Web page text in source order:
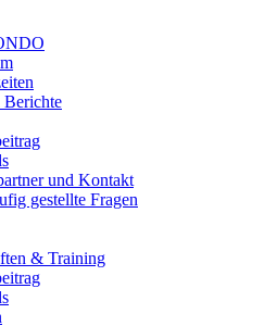
und Kontakt
gestellte Fragen
& Training